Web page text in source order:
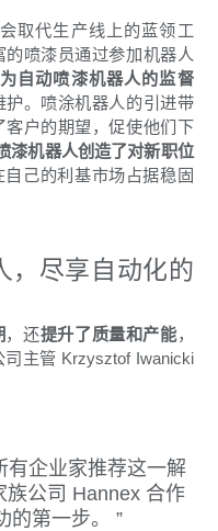
取代生产线上的蓝领工
喷漆员通过参加机器人
自动喷漆机器人的监督
护。喷涂机器人的引进带
户的期望，促使他们下
漆机器人创造了对新职位
己的利基市场占据稳固
，尽享自动化的
，还提升了质量和产能，
司主管 Krzysztof Iwanicki
企业家推荐这一解
族公司 Hannex 合作
第一步。